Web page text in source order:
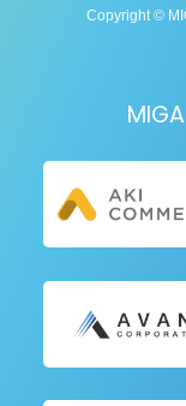
Copyright ©